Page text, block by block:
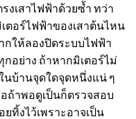
รงเสาไฟฟ้าด้วยซ้ำ ทว่า
ตอร์ไฟฟ้าของเสาต้นไหน
กให้ลองปิดระบบไฟฟ้า
อย่าง ถ้าหากมิเตอร์ไม่
นบ้านจุดใดจุดหนึ่งแน่ ๆ
ถ้าพอดูเป็นก็ตรวจสอบ
ทิ้งไว้เพราะอาจเป็น